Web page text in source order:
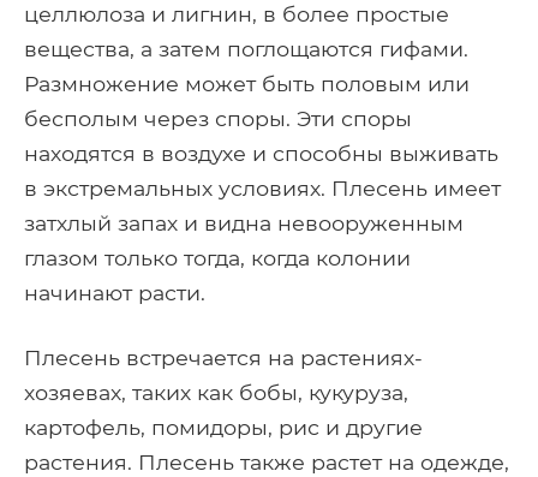
целлюлоза и лигнин, в более простые
вещества, а затем поглощаются гифами.
Размножение может быть половым или
бесполым через споры. Эти споры
находятся в воздухе и способны выживать
в экстремальных условиях. Плесень имеет
затхлый запах и видна невооруженным
глазом только тогда, когда колонии
начинают расти.
Плесень встречается на растениях-
хозяевах, таких как бобы, кукуруза,
картофель, помидоры, рис и другие
растения. Плесень также растет на одежде,